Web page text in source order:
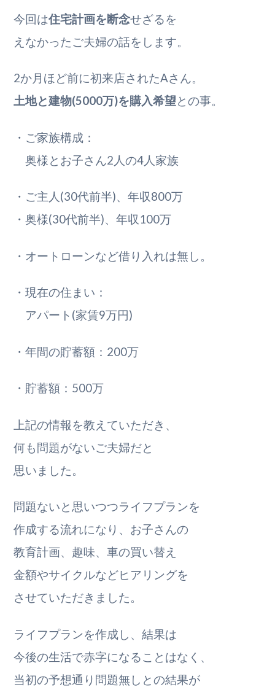
今回は住宅計画を断念せざるを
えなかったご夫婦の話をします。
2か月ほど前に初来店されたAさん。
土地と建物(5000万)を購入希望との事。
・ご家族構成：
奥様とお子さん2人の4人家族
・ご主人(30代前半)、年収800万
・奥様(30代前半)、年収100万
・オートローンなど借り入れは無し。
・現在の住まい：
アパート(家賃9万円)
・年間の貯蓄額：200万
・貯蓄額：500万
上記の情報を教えていただき、
何も問題がないご夫婦だと
思いました。
問題ないと思いつつライフプランを
作成する流れになり、お子さんの
教育計画、趣味、車の買い替え
金額やサイクルなどヒアリングを
させていただきました。
ライフプランを作成し、結果は
今後の生活で赤字になることはなく、
当初の予想通り問題無しとの結果が